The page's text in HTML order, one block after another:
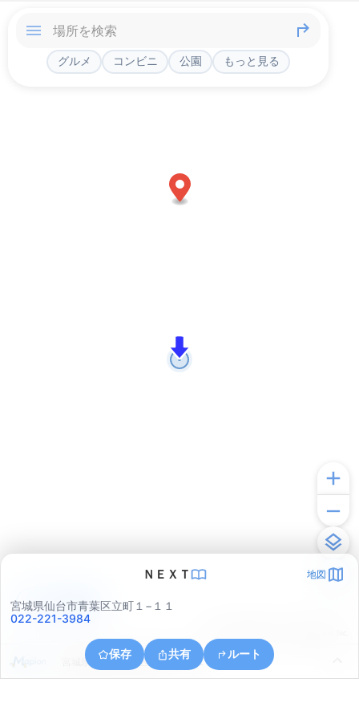
グルメ コンビニ 公園 もっと見る
ＮＥＸＴ 地図
宮城県仙台市青葉区立町１−１１
022-221-3984
保存 共有 ルート
宮城県仙台市太白区向山１丁目１
アプリで見る